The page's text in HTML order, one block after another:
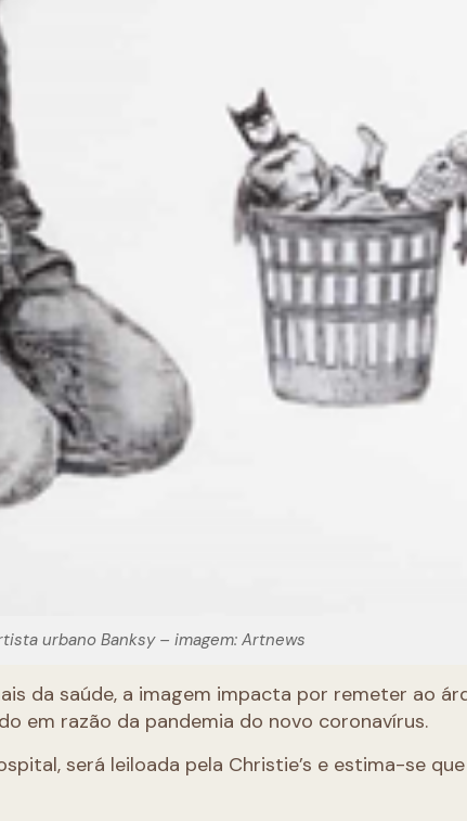
urbano Banksy – imagem: Artnews
da saúde, a imagem impacta por remeter ao
em razão da pandemia do novo coronavírus.
será leiloada pela Christie’s e estima-se